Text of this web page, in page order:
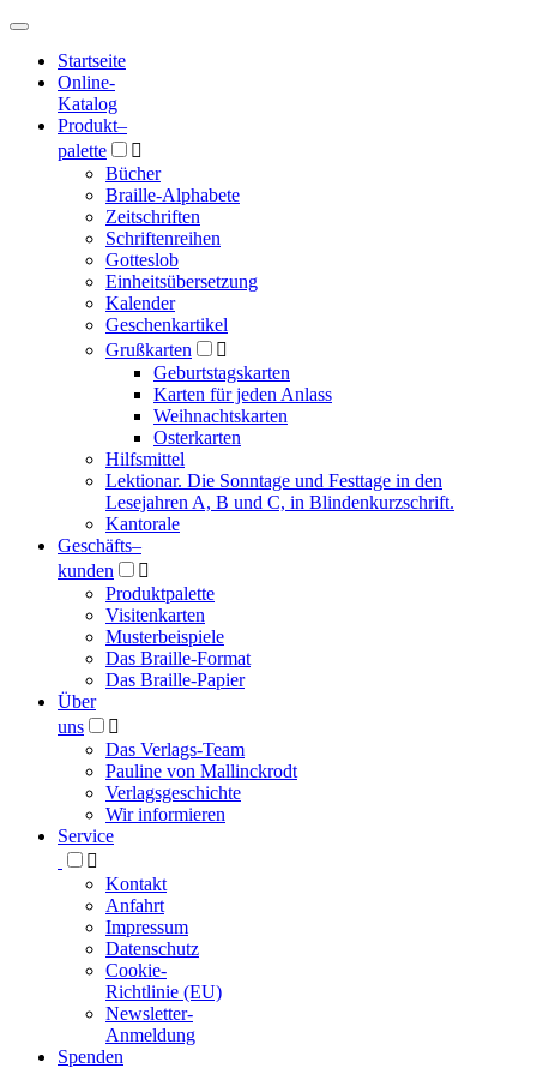
Hauptmenü
Hauptmenü
Startseite
Online-
Katalog
Produkt–
palette

Bücher
Braille-Alphabete
Zeitschriften
Schriftenreihen
Gotteslob
Einheitsübersetzung
Kalender
Geschenkartikel
Grußkarten

Geburtstagskarten
Karten für jeden Anlass
Weihnachtskarten
Osterkarten
Hilfsmittel
Lektionar. Die Sonntage und Festtage in den
Lesejahren A, B und C, in Blindenkurzschrift.
Kantorale
Geschäfts­–
kunden

Produktpalette
Visitenkarten
Musterbeispiele
Das Braille-Format
Das Braille-Papier
Über
uns

Das Verlags-Team
Pauline von Mallinckrodt
Verlagsgeschichte
Wir informieren
Service

Kontakt
Anfahrt
Impressum
Datenschutz
Cookie-
Richtlinie (EU)
Newsletter-
Anmeldung
Spenden